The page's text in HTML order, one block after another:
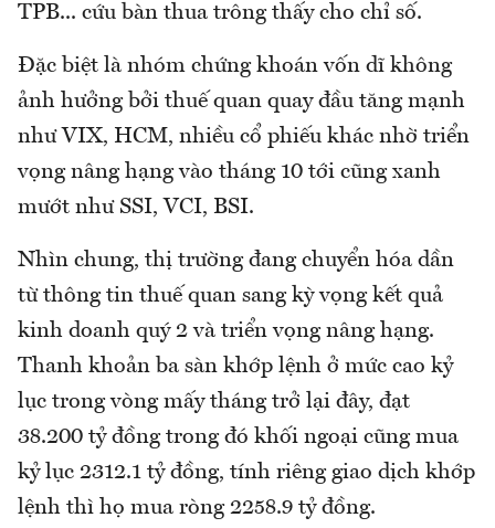
TPB... cứu bàn thua trông thấy cho chỉ số.
Đặc biệt là nhóm chứng khoán vốn dĩ không
ảnh hưởng bởi thuế quan quay đầu tăng mạnh
như VIX, HCM, nhiều cổ phiếu khác nhờ triển
vọng nâng hạng vào tháng 10 tới cũng xanh
mướt như SSI, VCI, BSI.
Nhìn chung, thị trường đang chuyển hóa dần
từ thông tin thuế quan sang kỳ vọng kết quả
kinh doanh quý 2 và triển vọng nâng hạng.
Thanh khoản ba sàn khớp lệnh ở mức cao kỷ
lục trong vòng mấy tháng trở lại đây, đạt
38.200 tỷ đồng trong đó khối ngoại cũng mua
kỷ lục 2312.1 tỷ đồng, tính riêng giao dịch khớp
lệnh thì họ mua ròng 2258.9 tỷ đồng.